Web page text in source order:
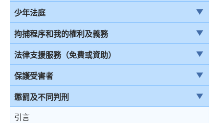
香港法律來源
刑事訴訟及民事訴訟
事務律師與大律師
簡介律政司
香港法院及司法機構
刑事案件一般聆訊程序
經公訴程序定罪及經簡易程序定罪
首次聆訊
認罪
求情及判刑
認罪對判刑的影響
少年法庭
少年法庭的司法管轄權
保護少年罪犯
少年法庭的聆訊程序
少年罪犯懲罰的限制
判刑原則
拘捕程序和我的權利及義務
引言
在公眾地方被警察截停和查問
在公眾地方被警察截停和搜身
緘默權
法律支援服務（免費或資助）
簡介本港部分法律援助
刑事訴訟法律援助計劃
當值律師計劃
保護受害者
受害者的權利
兒童證人
懲罰及不同判刑
引言